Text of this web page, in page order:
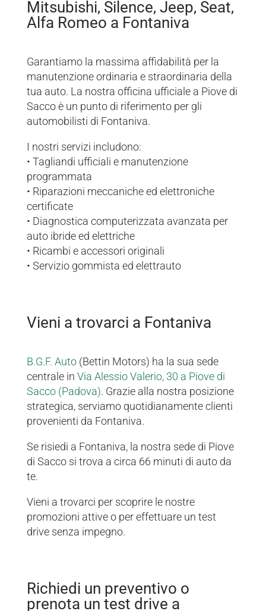
Mitsubishi, Silence, Jeep, Seat,
Alfa Romeo a Fontaniva
Garantiamo la massima affidabilità per la
manutenzione ordinaria e straordinaria della
tua auto. La nostra officina ufficiale a Piove di
Sacco è un punto di riferimento per gli
automobilisti di Fontaniva.
I nostri servizi includono:
• Tagliandi ufficiali e manutenzione
programmata
• Riparazioni meccaniche ed elettroniche
certificate
• Diagnostica computerizzata avanzata per
auto ibride ed elettriche
• Ricambi e accessori originali
• Servizio gommista ed elettrauto
Vieni a trovarci a Fontaniva
B.G.F. Auto(Bettin Motors) ha la sua sede
centrale in Via Alessio Valerio, 30 a Piove di
Sacco (Padova). Grazie alla nostra posizione
strategica, serviamo quotidianamente clienti
provenienti da Fontaniva.
Se risiedi a Fontaniva, la nostra sede di Piove
di Sacco si trova a circa 66 minuti di auto da
te.
Vieni a trovarci per scoprire le nostre
promozioni attive o per effettuare un test
drive senza impegno.
Richiedi un preventivo o
prenota un test drive a